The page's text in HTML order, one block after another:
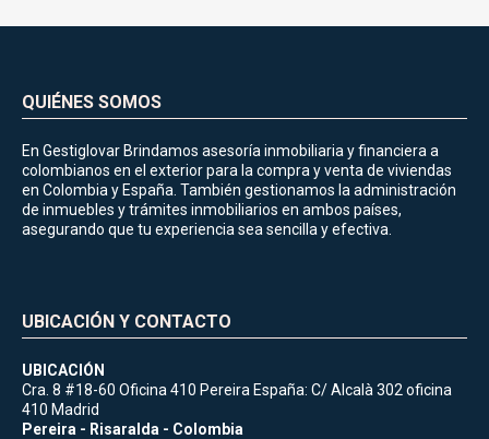
QUIÉNES SOMOS
En Gestiglovar Brindamos asesoría inmobiliaria y financiera a
colombianos en el exterior para la compra y venta de viviendas
en Colombia y España. También gestionamos la administración
de inmuebles y trámites inmobiliarios en ambos países,
asegurando que tu experiencia sea sencilla y efectiva.
UBICACIÓN Y CONTACTO
UBICACIÓN
Cra. 8 #18-60 Oficina 410 Pereira España: C/ Alcalà 302 oficina
410 Madrid
Pereira - Risaralda - Colombia